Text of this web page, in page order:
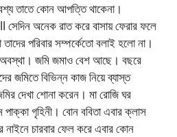
তাতে কোন আপত্তি থাকেনা।
অনেক রাত করে বাসায় ফেরার ফলে
তাদের পরিবার সম্পর্কেতো বলাই হলো না।
অবস্থা। জমি জমাও বেশ আছে। বছরে
জমিতে বিভিন্ন কাজ নিয়ে ব্যাস্ত
দেখা শোনা করেন। মা রোজি ঘর
পাক্কা গৃহিনী। বোন ববিতা এবার ক্লাস
চারবার ফেল করে এবার কোন